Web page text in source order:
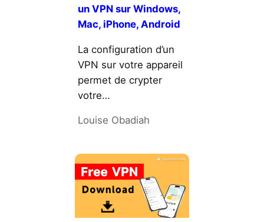
un VPN sur Windows,
Mac, iPhone, Android
La configuration d’un
VPN sur votre appareil
permet de crypter
votre…
Louise Obadiah